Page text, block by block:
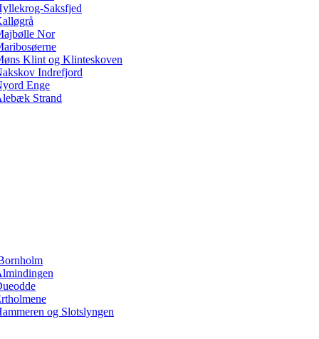
Saksfjed
Nor
Klint og Klinteskoven
Indrefjord
Enge
Strand
og Slotslyngen